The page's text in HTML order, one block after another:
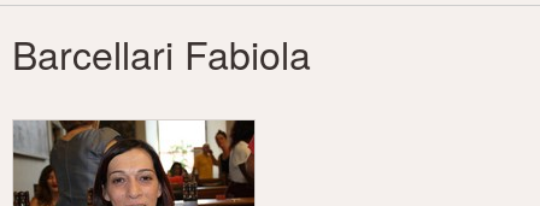
Barcellari Fabiola